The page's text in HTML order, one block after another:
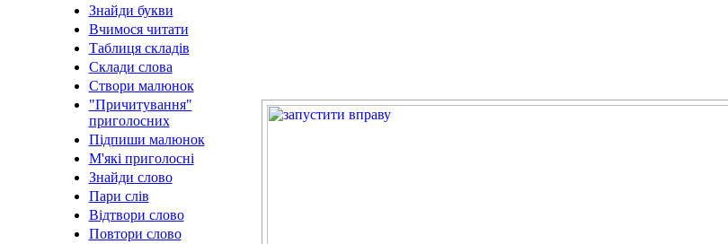
Знайди букви
Вчимося читати
Таблиця складів
Склади слова
Створи малюнок
"Причитування"
приголосних
Підпиши малюнок
М'які приголосні
Знайди слово
Пари слів
Відтвори слово
Повтори слово